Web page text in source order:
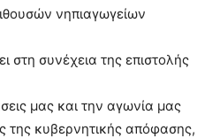
νηπιαγωγείων
στη συνέχεια της επιστολής
μας και την αγωνία μας
της κυβερνητικής απόφασης,